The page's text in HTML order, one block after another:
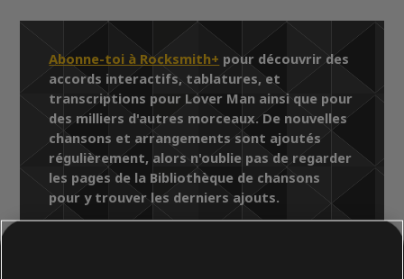
Abonne-toi à Rocksmith+ pour découvrir des
accords interactifs, tablatures, et
transcriptions pour Lover Man ainsi que pour
des milliers d'autres morceaux. De nouvelles
chansons et arrangements sont ajoutés
régulièrement, alors n'oublie pas de regarder
les pages de la Bibliothèque de chansons
pour y trouver les derniers ajouts.